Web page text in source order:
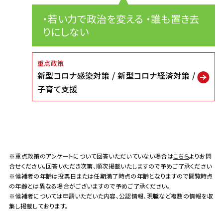
・若い力で政治を変える ・誰も置き去
りにしない
重点政策
新型コロナ感染対策
新型コロナ経済対策
子育て支援
※重点政策のアンケートについて回答いただいていない場合はこちらよりお問
合せください。回答いただき次第、順次掲載いたしますので予めご了承ください
※候補者の年齢は投票日または任期満了時点の年齢となりますので閲覧時点
の年齢とは異なる場合がございますので予めご了承ください。
※候補者については申請いただいた内容、公認情報、現職など複数の情報を収
集し掲載しております。